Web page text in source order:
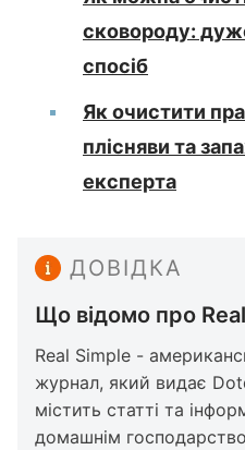
сковороду:
спосіб
Як очистити
плісняви та
експерта
ДОВІДКА
Що відомо про
Real Simple -
журнал, який видає
містить статті та
домашнім